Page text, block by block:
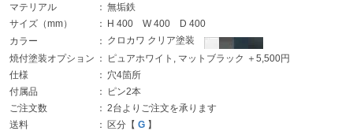
マテリアル ： 無垢鉄
サイズ（mm）
： H 400 W 400 D 400
カラー
： クロカワ クリア塗装
焼付塗装オプション ：
ピュアホワイト, マットブラック ＋5,500円
仕様
： 穴4箇所
付属品
：
ピン2本
ご注文数
： 2台よりご注文を承ります
送料
： 区分【 G 】